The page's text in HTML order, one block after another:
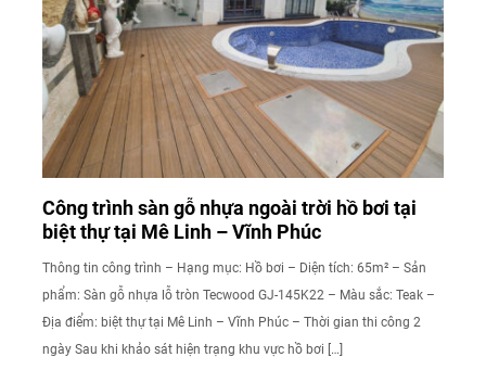
Công trình sàn gỗ nhựa ngoài trời hồ bơi tại
biệt thự tại Mê Linh – Vĩnh Phúc
Thông tin công trình – Hạng mục: Hồ bơi – Diện tích: 65m² – Sản
phẩm: Sàn gỗ nhựa lỗ tròn Tecwood GJ-145K22 – Màu sắc: Teak –
Địa điểm: biệt thự tại Mê Linh – Vĩnh Phúc – Thời gian thi công 2
ngày Sau khi khảo sát hiện trạng khu vực hồ bơi […]